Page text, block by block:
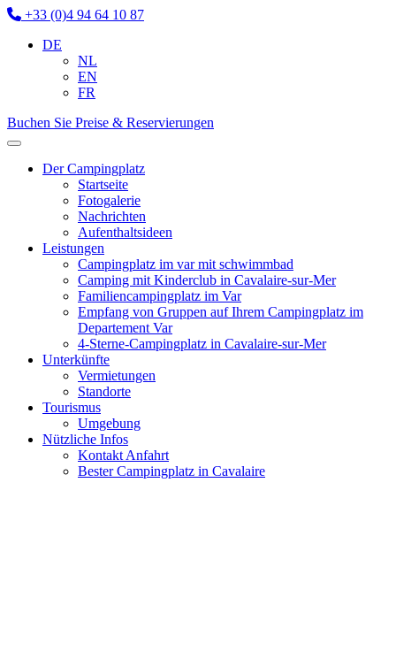
+33 (0)4 94 64 10 87
DE
NL
EN
FR
Buchen Sie Preise & Reservierungen
Der Campingplatz
Startseite
Fotogalerie
Nachrichten
Aufenthaltsideen
Leistungen
Campingplatz im var mit schwimmbad
Camping mit Kinderclub in Cavalaire-sur-Mer
Familiencampingplatz im Var
Empfang von Gruppen auf Ihrem Campingplatz im
Departement Var
4-Sterne-Campingplatz in Cavalaire-sur-Mer
Unterkünfte
Vermietungen
Standorte
Tourismus
Umgebung
Nützliche Infos
Kontakt Anfahrt
Bester Campingplatz in Cavalaire